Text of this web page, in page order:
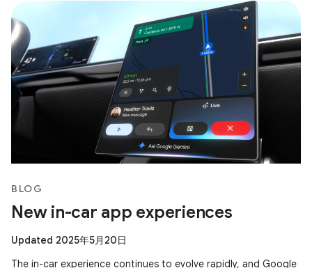
BLOG
New in-car app experiences
Updated 2025年5月20日
The in-car experience continues to evolve rapidly, and Google